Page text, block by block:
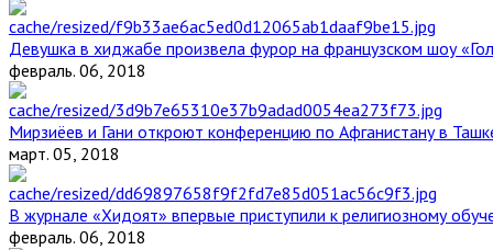
Девушка в хиджабе произвела фурор на французском шоу
февраль. 06, 2018
Мирзиёев и Гани откроют конференцию по Афганистану в
март. 05, 2018
В журнале «Хидоят» впервые приступили к религиозному
февраль. 06, 2018